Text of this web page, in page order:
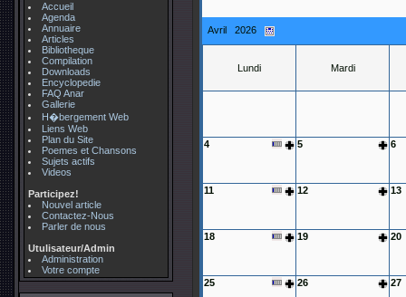
Accueil
Agenda
Annuaire
Articles
Bibliotheque
Compilation
Downloads
Encyclopedie
FAQ Anar
Gallerie
H�bergement Web
Liens Web
Plan du Site
Poemes et Chansons
Sujets actifs
Videos
Participez!
Nouvel article
Contactez-Nous
Parler de nous
Utulisateur/Admin
Administration
Votre compte
Avril 2026
Lundi Mardi
4 5 6
11 12 13
18 19 20
25 26 27